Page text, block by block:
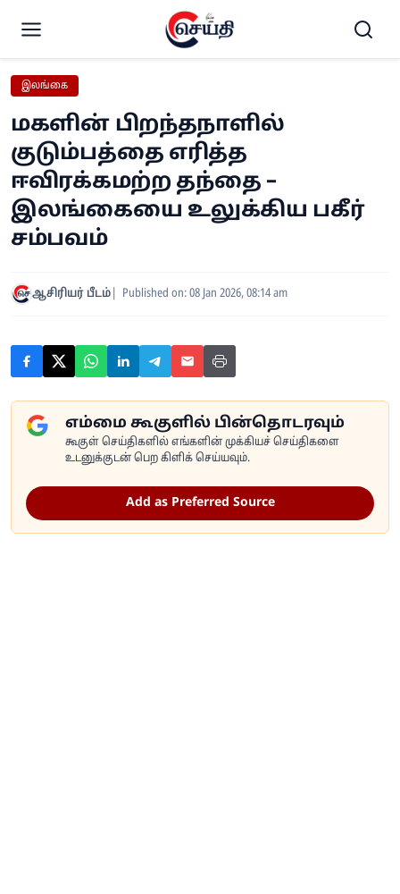
இலங்கை
மகளின் பிறந்தநாளில்
குடும்பத்தை எரித்த
ஈவிரக்கமற்ற தந்தை –
இலங்கையை உலுக்கிய பகீர்
சம்பவம்
ஆசிரியர் பீடம் Published on: 08 Jan 2026, 08:14 am
எம்மை கூகுளில் பின்தொடரவும்
கூகுள் செய்திகளில் எங்களின் முக்கியச் செய்திகளை
உடனுக்குடன் பெற கிளிக் செய்யவும்.
Add as Preferred Source